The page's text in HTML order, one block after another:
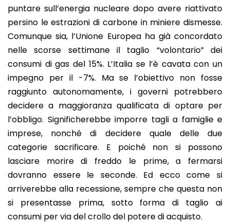
puntare sull’energia nucleare dopo avere riattivato
persino le estrazioni di carbone in miniere dismesse.
Comunque sia, l’Unione Europea ha già concordato
nelle scorse settimane il taglio “volontario” dei
consumi di gas del 15%. L’Italia se l’è cavata con un
impegno per il -7%. Ma se l’obiettivo non fosse
raggiunto autonomamente, i governi potrebbero
decidere a maggioranza qualificata di optare per
l’obbligo. Significherebbe imporre tagli a famiglie e
imprese, nonché di decidere quale delle due
categorie sacrificare. E poiché non si possono
lasciare morire di freddo le prime, a fermarsi
dovranno essere le seconde. Ed ecco come si
arriverebbe alla recessione, sempre che questa non
si presentasse prima, sotto forma di taglio ai
consumi per via del crollo del potere di acquisto.